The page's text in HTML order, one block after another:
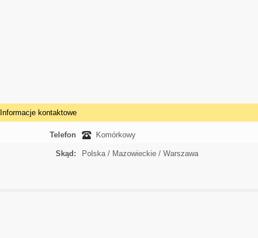
Informacje kontaktowe
Telefon Komórkowy
Skąd: Polska / Mazowieckie / Warszawa